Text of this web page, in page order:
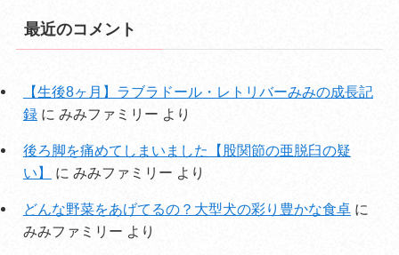
最近のコメント
【生後8ヶ月】ラブラドール・レトリバーみみの成長記
録に みみファミリー より
後ろ脚を痛めてしまいました【股関節の亜脱臼の疑
い】
に みみファミリー より
どんな野菜をあげてるの？大型犬の彩り豊かな食卓に
みみファミリー より